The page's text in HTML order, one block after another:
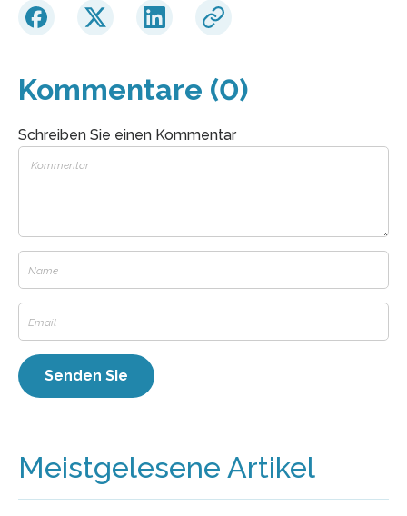
Kommentare (0)
Schreiben Sie einen Kommentar
Meistgelesene Artikel